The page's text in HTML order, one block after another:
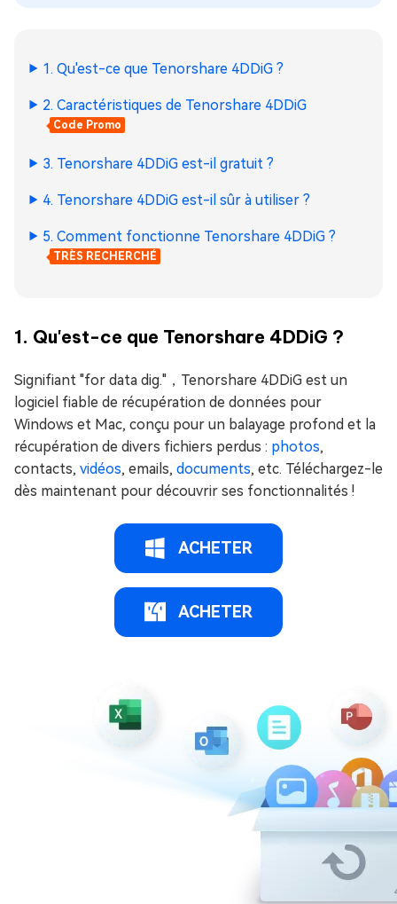
1. Qu'est-ce que Tenorshare 4DDiG ?
2. Caractéristiques de Tenorshare 4DDiG
Code Promo
3. Tenorshare 4DDiG est-il gratuit ?
4. Tenorshare 4DDiG est-il sûr à utiliser ?
5. Comment fonctionne Tenorshare 4DDiG ?
TRÈS RECHERCHÉ
1. Qu'est-ce que Tenorshare 4DDiG ?
Signifiant "for data dig."，Tenorshare 4DDiG est un
logiciel fiable de récupération de données pour
Windows et Mac, conçu pour un balayage profond et la
récupération de divers fichiers perdus : photos,
contacts, vidéos, emails, documents, etc. Téléchargez-le
dès maintenant pour découvrir ses fonctionnalités !
ACHETER
ACHETER